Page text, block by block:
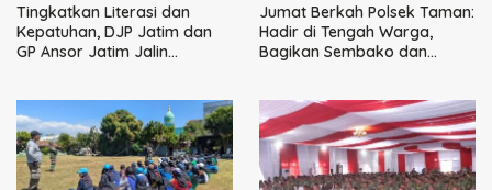
Tingkatkan Literasi dan
Kepatuhan, DJP Jatim dan
GP Ansor Jatim Jalin
Jumat Berkah Polsek Taman:
Hadir di Tengah Warga,
Bagikan Sembako dan